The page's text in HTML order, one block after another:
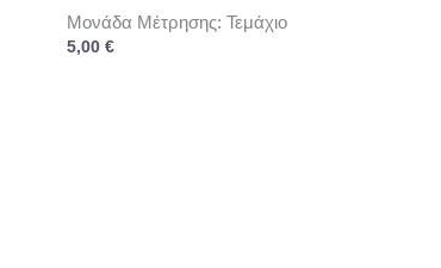
Μονάδα Μέτρησης: Τεμάχιο
5,00 €